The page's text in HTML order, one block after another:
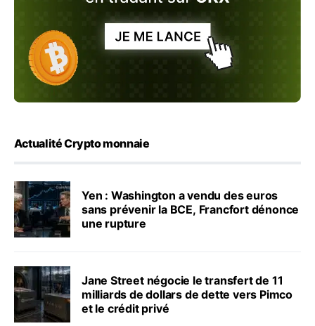
Actualité Crypto monnaie
Yen : Washington a vendu des euros
sans prévenir la BCE, Francfort dénonce
une rupture
Jane Street négocie le transfert de 11
milliards de dollars de dette vers Pimco
et le crédit privé